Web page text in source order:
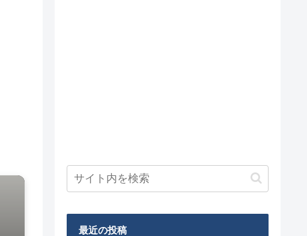
最近の投稿